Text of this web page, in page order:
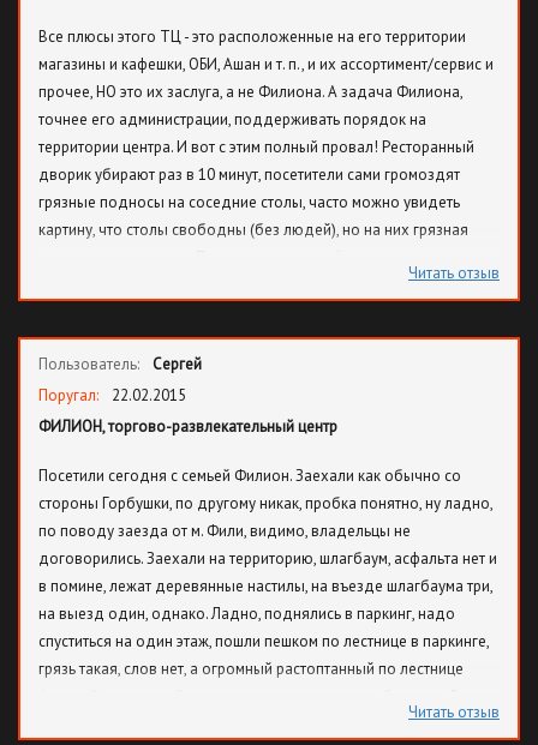
Все плюсы этого ТЦ - это расположенные на его территории
магазины и кафешки, ОБИ, Ашан и т. п., и их ассортимент/сервис и
прочее, НО это их заслуга, а не Филиона. А задача Филиона,
точнее его администрации, поддерживать порядок на
территории центра. И вот с этим полный провал! Ресторанный
дворик убирают раз в 10 минут, посетители сами громоздят
грязные подносы на соседние столы, часто можно увидеть
картину, что столы свободны (без людей), но на них грязная
спеша обходит столы и собирает подносы, но ни о каком
этого свинарника только туалеты. Кабинки загажены, вонь стоит
несусветная, постоянно нет туалетной бумаги. Самый "шик" это
конечно отсутствие сушилки для рук или бумажных полотенец:
рядом с раковинами тупо стоит рулон туалетной бумаги, причем
Туалет периодически закрывается на уборку, и нужно идти на
другой этаж. Странно, в других центрах таких перерывов нет, а
туалеты гораздо чище. На одном из этажей напротив туалетов
массажные кресла установлены, так там вечно возлежат местные
работники из южных стран в униформе. Ну и дорога к паркингу,
ямы на которой залатаны кирпичами, тоже добавляет позитива.
А вот еще вспомнила: пару раз не работали эскалаторы, т. е.
только на спуск шли, или только на подъем. Такое чувство, что
Читать отзыв
Пользователь:
Сергей
Поругал:
22.02.2015
ФИЛИОН, торгово-развлекательный центр
Посетили сегодня с семьей Филион. Заехали как обычно со
стороны Горбушки, по другому никак, пробка понятно, ну ладно,
по поводу заезда от м. Фили, видимо, владельцы не
договорились. Заехали на территорию, шлагбаум, асфальта нет и
в помине, лежат деревянные настилы, на въезде шлагбаума три,
на выезд один, однако. Ладно, поднялись в паркинг, надо
спуститься на один этаж, пошли пешком по лестнице в паркинге,
грязь такая, слов нет, а огромный растоптанный по лестнице
бывает, посмеялись, посмотрели мультфильм, пробежались по
Читать отзыв